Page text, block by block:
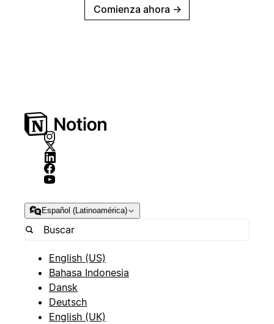
Comienza ahora →
Español (Latinoamérica)
English (US)
Bahasa Indonesia
Dansk
Deutsch
English (UK)